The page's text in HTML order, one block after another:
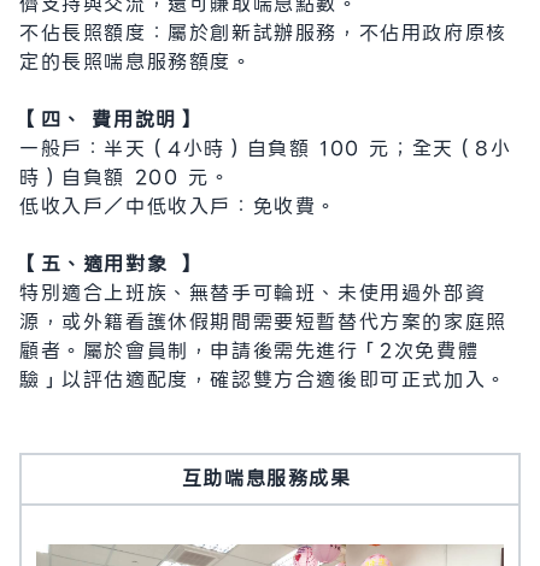
不佔長照額度：屬於創新試辦服務，不佔用政府原核
定的長照喘息服務額度。
【四、 費用說明】
一般戶：半天（4小時）自負額 100 元；全天（8小
時）自負額 200 元。
低收入戶／中低收入戶：免收費。
【五、適用對象 】
特別適合上班族、無替手可輪班、未使用過外部資
源，或外籍看護休假期間需要短暫替代方案的家庭照
顧者。屬於會員制，申請後需先進行「2次免費體
驗」以評估適配度，確認雙方合適後即可正式加入。
互助喘息服務成果